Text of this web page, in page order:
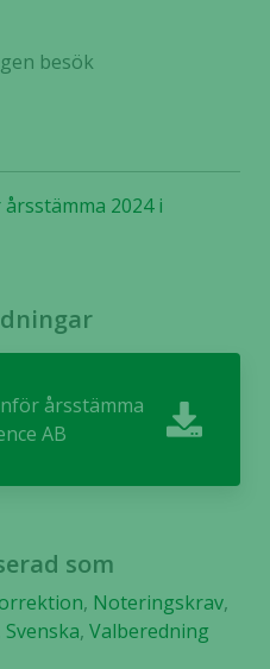
besök
2024 i
årsstämma
AB
som
, Noteringskrav,
Svenska, Valberedning
och
prestera så
bra som
under ditt
besök. Om
här kakorna
att försvinna
hemsidan.